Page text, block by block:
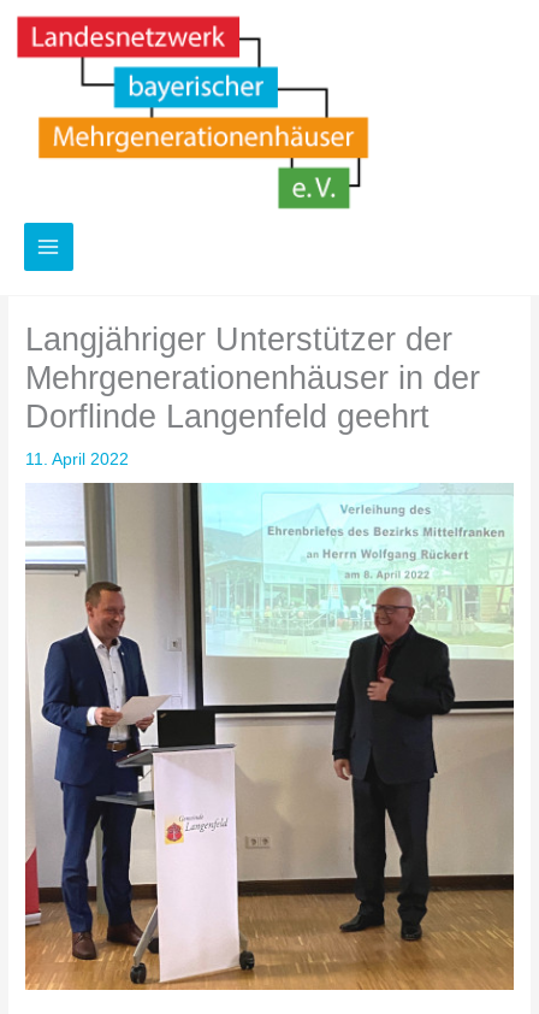
Zum
springen
Langjähriger Unterstützer der
Mehrgenerationenhäuser in der
Dorflinde Langenfeld geehrt
11. April 2022